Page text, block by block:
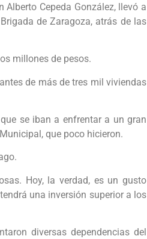
Cepeda González, llevó a
de Zaragoza, atrás de las
millones de pesos.
de más de tres mil viviendas
se iban a enfrentar a un gran
que poco hicieron.
Hoy, la verdad, es un gusto
una inversión superior a los
diversas dependencias del